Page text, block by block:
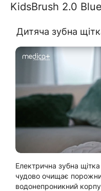
KidsBrush 2.0 Blue
Дитяча зубна
Електрична зубна
чудово очищає
водонепроникний